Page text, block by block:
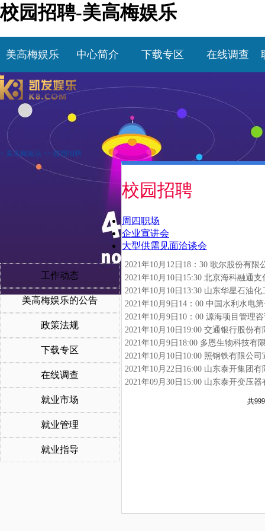
校园招聘-美高梅娱乐
美高梅娱乐 中心简介 下载专区 在线调查
> 美高梅娱乐 >> 校园招聘
工作动态
美高梅娱乐的公告
政策法规
下载专区
在线调查
就业市场
就业管理
就业指导
校园招聘
周四职场
企业宣讲会
大型供需见面洽谈会
2021年10月12日18：30 歌尔股份有限
2021年10月10日15:30 北京海科融通
2021年10月10日13:30 山东华星石油
2021年10月9日14：00 中国水利水电
2021年10月9日10：00 源海项目管理
2021年10月10日19:00 交通银行股份
2021年10月9日18:00 多恩生物科技有
2021年10月10日10:00 照钢铁有限公
2021年10月22日16:00 山东泰开集团
2021年09月30日15:00 山东泰开变压
共